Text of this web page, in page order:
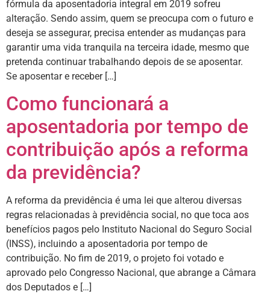
fórmula da aposentadoria integral em 2019 sofreu
alteração. Sendo assim, quem se preocupa com o futuro e
deseja se assegurar, precisa entender as mudanças para
garantir uma vida tranquila na terceira idade, mesmo que
pretenda continuar trabalhando depois de se aposentar.
Se aposentar e receber […]
Como funcionará a
aposentadoria por tempo de
contribuição após a reforma
da previdência?
A reforma da previdência é uma lei que alterou diversas
regras relacionadas à previdência social, no que toca aos
benefícios pagos pelo Instituto Nacional do Seguro Social
(INSS), incluindo a aposentadoria por tempo de
contribuição. No fim de 2019, o projeto foi votado e
aprovado pelo Congresso Nacional, que abrange a Câmara
dos Deputados e […]